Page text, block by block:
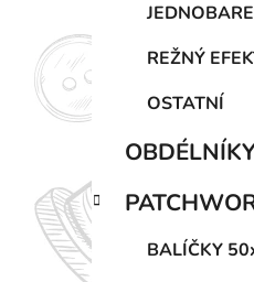
REŽNÝ
OSTATNÍ
BALÍČKY